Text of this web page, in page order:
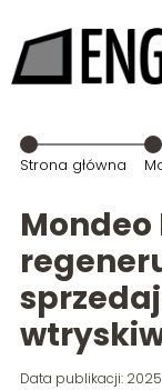
Strona główna
Mondeo
Data publikacji: